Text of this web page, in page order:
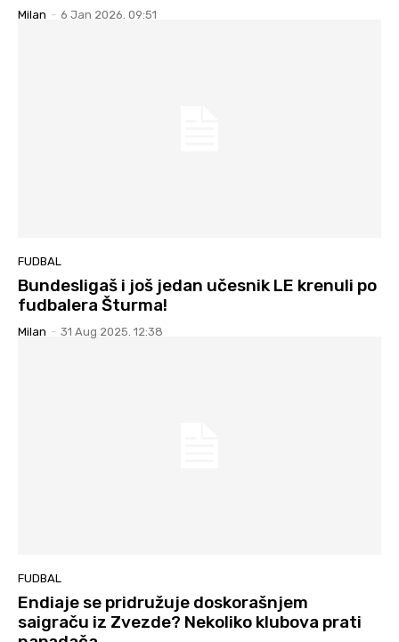
Milan - 6 Jan 2026. 09:51
FUDBAL
Bundesligaš i još jedan učesnik LE krenuli po
fudbalera Šturma!
Milan - 31 Aug 2025. 12:38
FUDBAL
Endiaje se pridružuje doskorašnjem
saigraču iz Zvezde? Nekoliko klubova prati